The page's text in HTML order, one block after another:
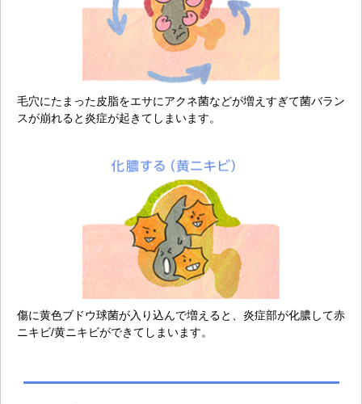
毛穴にたまった皮脂をエサにアクネ菌などが増えすぎて菌バラン
スが崩れると炎症が起きてしまいます。
傷に黄色ブドウ球菌が入り込んで増えると、炎症部が化膿して赤
ニキビ/黄ニキビができてしまいます。